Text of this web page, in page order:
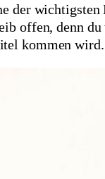
der
offen, denn
kommen wird.